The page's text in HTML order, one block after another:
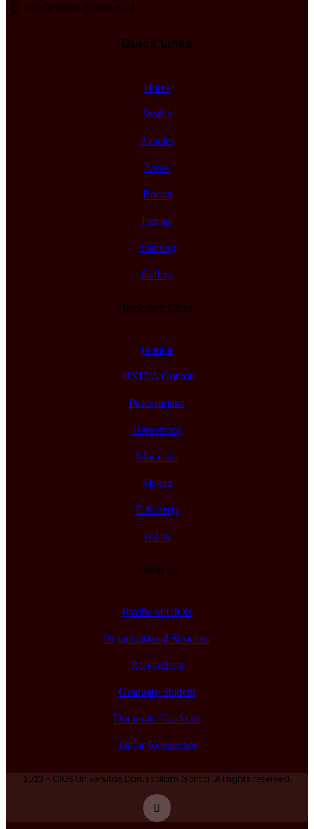
cios@unida.gontor.ac.id
Quick Links
Home
Profile
Articles
News
Books
Journal
Training
Gallery
Important Links
Gontor
UNIDA Gontor
Pascasarjana
Repository
Islamisasi
Siakad
E-Kinerja
BRIN
About Us
Profile of CIOS
Organizational Structure
Researchers
Graduate Student
Doctorate Graduate
Junior Researcher
2023 - CIOS Universitas Darussalam Gontor. All rights reserved.